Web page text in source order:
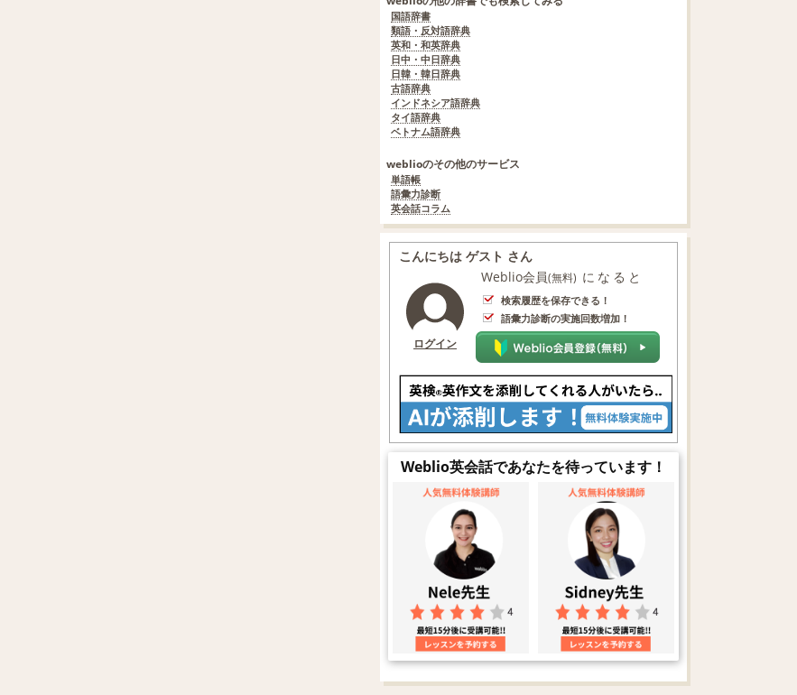
国語辞書
類語・反対語辞典
英和・和英辞典
日中・中日辞典
日韓・韓日辞典
古語辞典
インドネシア語辞典
タイ語辞典
ベトナム語辞典
weblioのその他のサービス
単語帳
語彙力診断
英会話コラム
こんにちは ゲスト さん
ログイン
Weblio会員(無料) になると
検索履歴を保存できる！
語彙力診断の実施回数増加！
Weblio英会話であなたを待っています！